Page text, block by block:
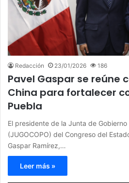
Redacción 23/01/2026 186
Pavel Gaspar se reúne
China para fortalecer
Puebla
El presidente de la Junta de
(JUGOCOPO) del Congreso del
Gaspar Ramírez,…
Leer más »